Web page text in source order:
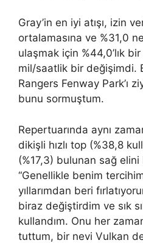
Gray’in en iyi atışı, izin
ortalamasına ve %31,0
ulaşmak için %44,0’lık
mil/saatlik bir değişimdi.
Rangers Fenway Park’ı
bunu sormuştum.
Repertuarında aynı
dikişli hızlı top (%38,8
(%17,3) bulunan sağ
“Genellikle benim
yıllarımdan beri
biraz değiştirdim ve sık
kullandım. Onu her
tuttum, bir nevi Vulkan